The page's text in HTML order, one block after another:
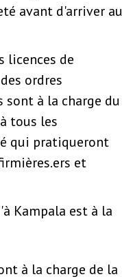
avant d'arriver au
licences de
ordres
sont à la charge du
tous les
qui pratiqueront
et
Kampala est à la
à la charge de la